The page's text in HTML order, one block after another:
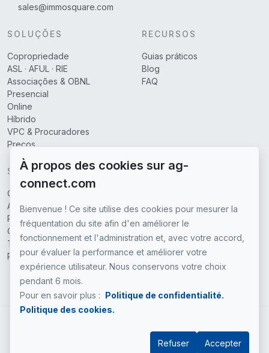
sales@immosquare.com
SOLUÇÕES
Copropriedade
ASL · AFUL · RIE
Associações & OBNL
Presencial
Online
Híbrido
VPC & Procuradores
Preços
RECURSOS
Guias práticos
Blog
FAQ
SOBRE
Quem somos
Áreas cobertas
Parceiros
Contate-nos
Termos e condições de uso
Política de Privacidade
À propos des cookies sur ag-
connect.com
Bienvenue ! Ce site utilise des cookies pour mesurer la
fréquentation du site afin d'en améliorer le
fonctionnement et l'administration et, avec votre accord,
pour évaluer la performance et améliorer votre
expérience utilisateur. Nous conservons votre choix
pendant 6 mois.
Pour en savoir plus : Politique de confidentialité.
Politique des cookies.
Refuser Accepter